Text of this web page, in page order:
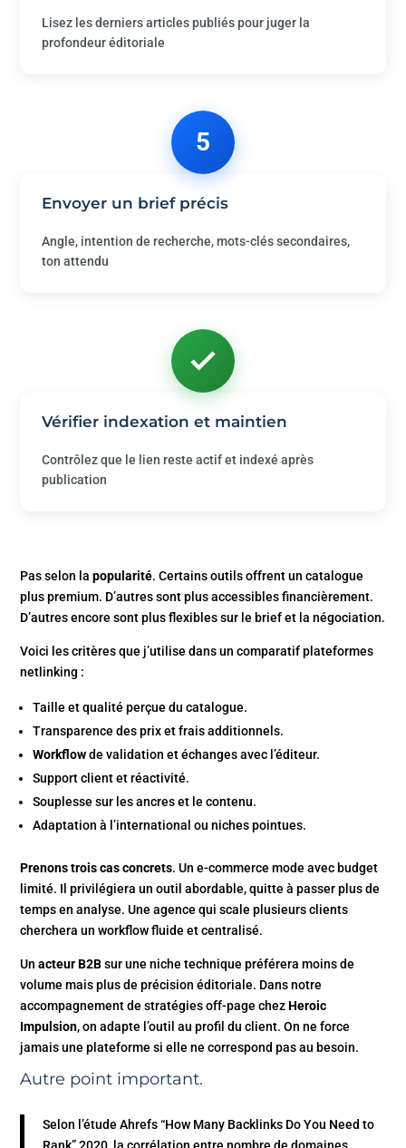
Lisez les derniers articles publiés pour juger la
profondeur éditoriale
5
Envoyer un brief précis
Angle, intention de recherche, mots-clés secondaires,
ton attendu
Vérifier indexation et maintien
Contrôlez que le lien reste actif et indexé après
publication
Pas selon lapopularité. Certains outils offrent un catalogue
plus premium. D’autres sont plus accessibles financièrement.
D’autres encore sont plus flexibles sur le brief et la négociation.
Voici les critères que j’utilise dans un comparatif plateformes
netlinking :
Taille et qualité perçue du catalogue.
Transparence des prix et frais additionnels.
Workflowde validation et échanges avec l’éditeur.
Support client et réactivité.
Souplesse sur les ancres et le contenu.
Adaptation à l’international ou niches pointues.
Prenons trois cas concrets. Un e-commerce mode avec budget
limité. Il privilégiera un outil abordable, quitte à passer plus de
temps en analyse. Une agence qui scale plusieurs clients
cherchera un workflow fluide et centralisé.
Unacteur B2Bsur une niche technique préférera moins de
volume mais plus de précision éditoriale. Dans notre
accompagnement de stratégies off-page chezHeroic
Impulsion, on adapte l’outil au profil du client. On ne force
jamais une plateforme si elle ne correspond pas au besoin.
Autre point important.
Selon l’étude Ahrefs “How Many Backlinks Do You Need to